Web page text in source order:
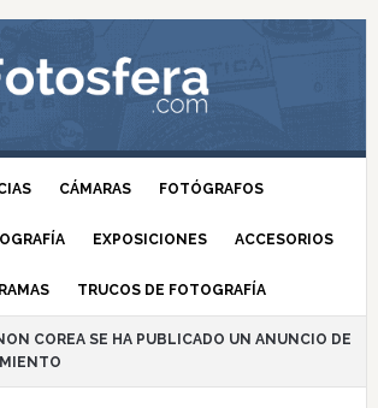
CÁMARAS FOTÓGRAFOS
EXPOSICIONES ACCESORIOS
TRUCOS DE FOTOGRAFÍA
COREA SE HA PUBLICADO UN ANUNCIO DE